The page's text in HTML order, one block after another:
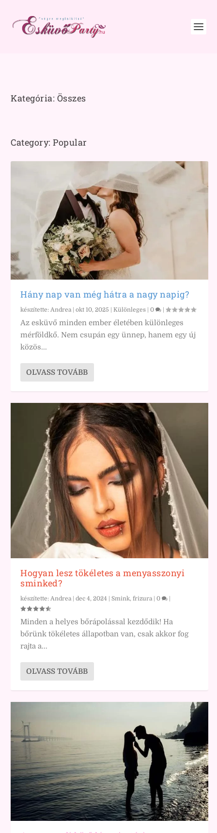
Kategória: Összes
Category: Popular
Hány nap van még hátra a nagy napig?
készítette:Andrea |okt 10, 2025 |Különleges |0 |
Az esküvő minden ember életében különleges
mérföldkő. Nem csupán egy ünnep, hanem egy új
közös...
OLVASS TOVÁBB
Hogyan lesz tökéletes a menyasszonyi
sminked?
készítette:Andrea |dec 4, 2024 |Smink, frizura |0
Minden a helyes bőrápolással kezdődik! Ha
bőrünk tökéletes állapotban van, csak akkor fog
rajta a...
OLVASS TOVÁBB